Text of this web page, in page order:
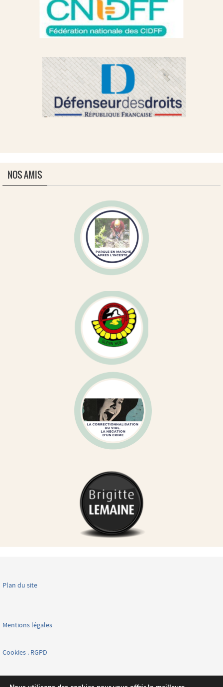
NOS AMIS
Plan du site
Mentions légales
Cookies . RGPD